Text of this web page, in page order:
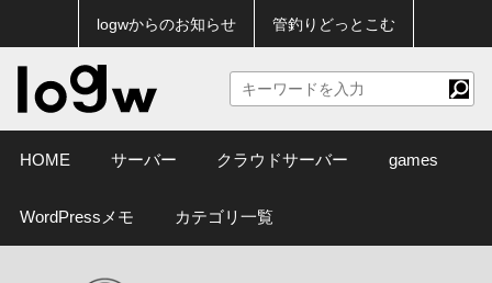
logwからのお知らせ 管釣りどっとこむ
HOME サーバー クラウドサーバー games
WordPressメモ カテゴリ一覧